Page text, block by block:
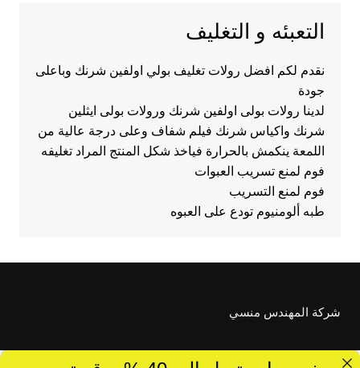
التعبئه و التغليف
نقدم لكم افضل رولات تغليف بولي اولفين شرنك وباعلى
جودة
لدينا رولات بولى اولفين شرنك ورولات بولى ايثلين
شرنك واكياس شرنك فيلم شفاف وعلى درجة عالية من
اللمعة ينكمش بالحرارة فياخذ شكل المنتج المراد تغليفه
فوم لمنع تسريب العبوات
فوم لمنع التسريب
طبه ألومنيوم تودع على العبوه
شركة المهندس منسي